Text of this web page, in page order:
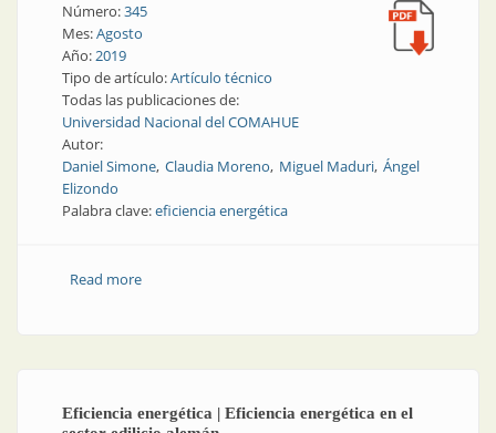
Número:345
Mes:Agosto
Año:2019
Tipo de artículo:Artículo técnico
Todas las publicaciones de:
Universidad Nacional del COMAHUE
Autor:
Daniel Simone Claudia Moreno Miguel Maduri Ángel
Elizondo
Palabra clave:eficiencia energética
Read moreabout Iluminación | Uso de tecnologías para la
Eficiencia energética | Eficiencia energética en el